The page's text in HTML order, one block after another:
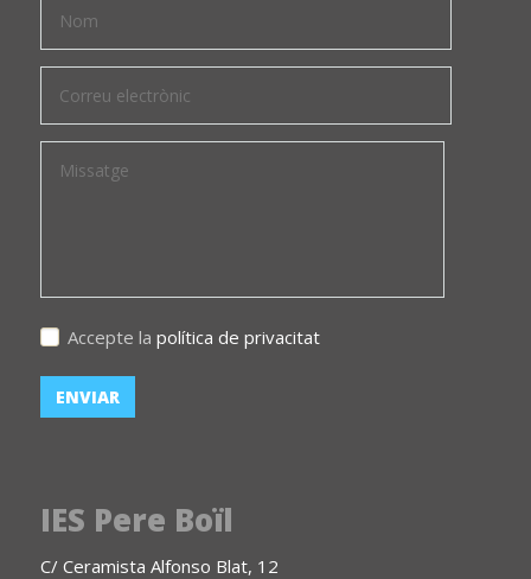
Accepte la política de privacitat
IES Pere Boïl
C/ Ceramista Alfonso Blat, 12